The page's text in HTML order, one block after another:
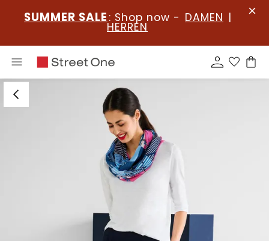
SUMMER SALE : Shop now - DAMEN |
HERREN